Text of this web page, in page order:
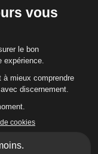
reconnu par le
656500). Chez
Au terme d’un
toute autre attestation
en application avec